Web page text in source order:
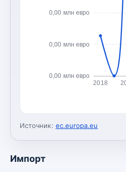
0,00 млн евро
0,00 млн евро
0,00 млн евро
2018
Источник: ec.europa.eu
Импорт